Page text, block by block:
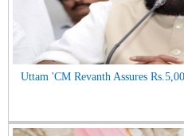
Uttam 'CM Revanth Assures